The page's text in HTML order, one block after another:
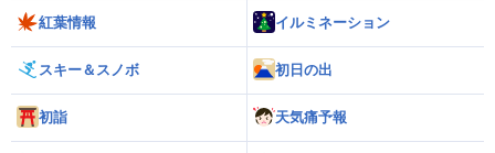
紅葉情報 イルミネーション
スキー＆スノボ 初日の出
初詣 天気痛予報